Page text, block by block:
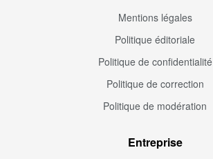
Mentions légales
Politique éditoriale
Politique de confidentialité
Politique de correction
Politique de modération
Entreprise